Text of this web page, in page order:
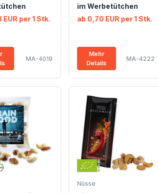
per 1 Stk.
MA-4019
im Werbetütchen
ab 0,70 EUR per 1 Stk.
Mehr
Details
MA-4222
Nüsse